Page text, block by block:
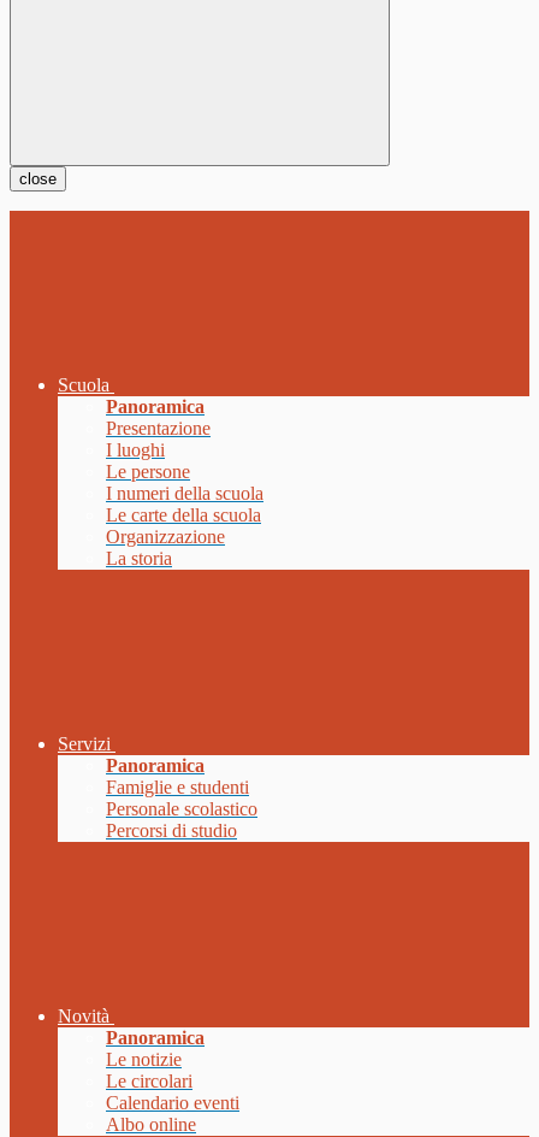
close
Scuola
Panoramica
Presentazione
I luoghi
Le persone
I numeri della scuola
Le carte della scuola
Organizzazione
La storia
Servizi
Panoramica
Famiglie e studenti
Personale scolastico
Percorsi di studio
Novità
Panoramica
Le notizie
Le circolari
Calendario eventi
Albo online